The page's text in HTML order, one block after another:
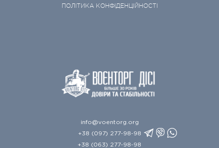
ПОЛІТИКА КОНФІДЕНЦІЙНОСТІ
info@voentorg.org
+38 (097) 277-98-98
+38 (063) 277-98-98